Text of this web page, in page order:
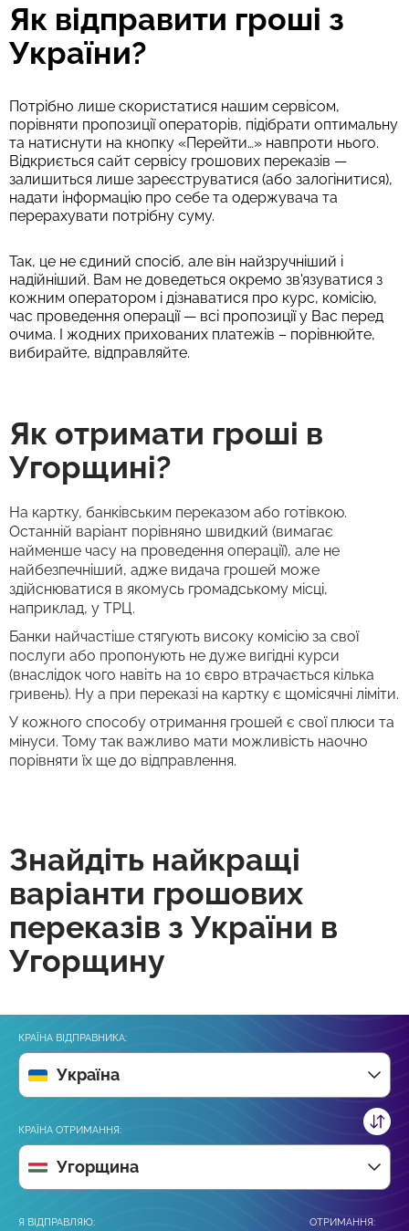
Як відправити гроші з
України?
Потрібно лише скористатися нашим сервісом,
порівняти пропозиції операторів, підібрати оптимальну
та натиснути на кнопку «Перейти…» навпроти нього.
Відкриється сайт сервісу грошових переказів —
залишиться лише зареєструватися (або залогінитися),
надати інформацію про себе та одержувача та
перерахувати потрібну суму.
Так, це не єдиний спосіб, але він найзручніший і
надійніший. Вам не доведеться окремо зв'язуватися з
кожним оператором і дізнаватися про курс, комісію,
час проведення операції — всі пропозиції у Вас перед
очима. І жодних прихованих платежів – порівнюйте,
вибирайте, відправляйте.
Як отримати гроші в
Угорщині?
На картку, банківським переказом або готівкою.
Останній варіант порівняно швидкий (вимагає
найменше часу на проведення операції), але не
найбезпечніший, адже видача грошей може
здійснюватися в якомусь громадському місці,
наприклад, у ТРЦ.
Банки найчастіше стягують високу комісію за свої
послуги або пропонують не дуже вигідні курси
(внаслідок чого навіть на 10 євро втрачається кілька
гривень). Ну а при переказі на картку є щомісячні ліміти.
У кожного способу отримання грошей є свої плюси та
мінуси. Тому так важливо мати можливість наочно
порівняти їх ще до відправлення.
Знайдіть найкращі
варіанти грошових
переказів з України в
Угорщину
КРАЇНА ВІДПРАВНИКА:
Україна
КРАЇНА ОТРИМАННЯ:
Угорщина
Я ВІДПРАВЛЯЮ: ОТРИМАННЯ: